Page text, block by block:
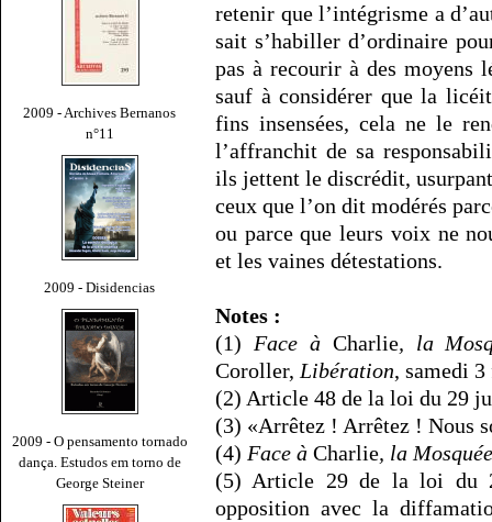
2009 - Archives Bernanos
n°11
2009 - Disidencias
2009 - O pensamento tornado
dança. Estudos em torno de
George Steiner
retenir que l’intégrisme a
sait s’habiller d’ordinaire
pas à recourir à des moyens
sauf à considérer que la
fins insensées, cela ne le
l’affranchit de sa
ils jettent le discrédit,
ceux que l’on dit modérés
ou parce que leurs voix ne
et les vaines détestations.
Notes :
(1) Face àCharlie, la
Coroller, Libération, samedi
(2) Article 48 de la loi du 29
(3) «Arrêtez ! Arrêtez ! Nous
(4) Face à Charlie, la
(5) Article 29 de la loi du
opposition avec la